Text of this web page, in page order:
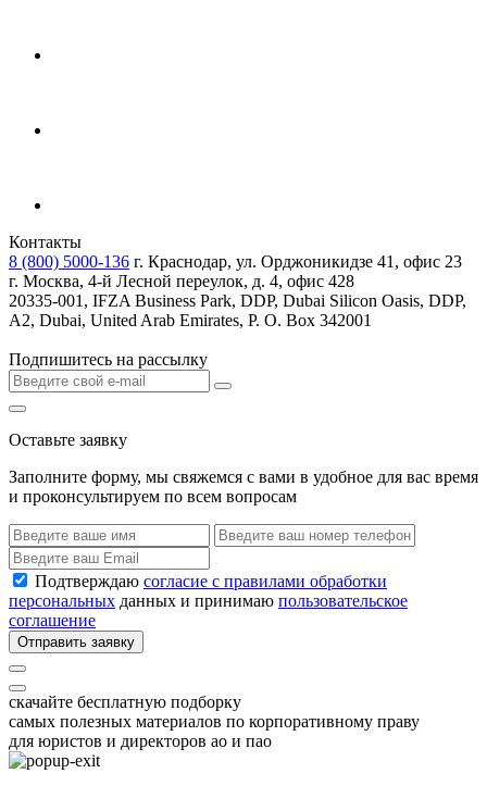
Контакты
8 (800) 5000-136 г. Краснодар, ул. Орджоникидзе 41, офис 23
г. Москва, 4-й Лесной переулок, д. 4, офис 428
20335-001, IFZA Business Park, DDP, Dubai Silicon Oasis, DDP,
A2, Dubai, United Arab Emirates, P. O. Box 342001
Подпишитесь на рассылку
Оставьте заявку
Заполните форму, мы свяжемся с вами в удобное для вас время
и проконсультируем по всем вопросам
Подтверждаю согласие с правилами обработки
персональных данных и принимаю пользовательское
соглашение
Отправить заявку
скачайте бесплатную подборку
самых полезных материалов по корпоративному праву
для юристов и директоров ао и пао